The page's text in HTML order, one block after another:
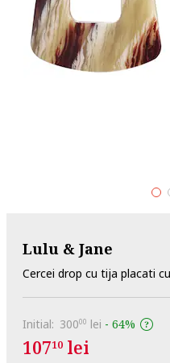
Lulu & Jane
Cercei drop cu tija placati
Initial: 30000 lei - 64%
10710 lei